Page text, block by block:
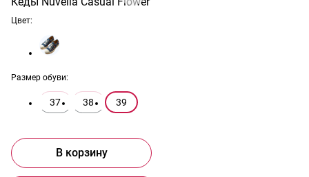
Цвет:
Размер обуви:
37 38 39
В корзину